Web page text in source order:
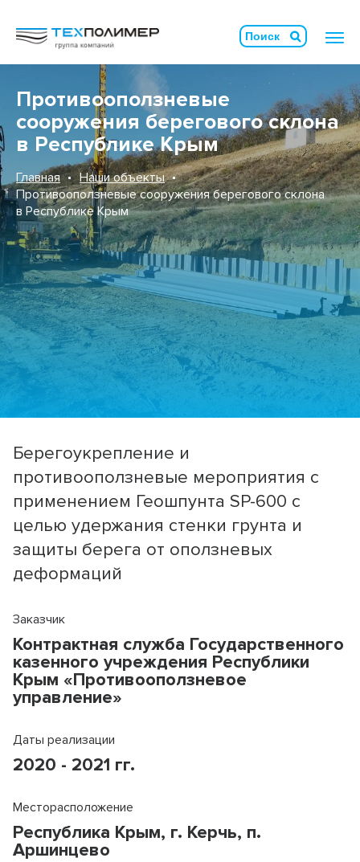
Противооползневые
сооружения берегового склона
в Республике Крым
Главная
Наши объекты
Противооползневые сооружения берегового склона
в Республике Крым
Берегоукрепление и
противооползневые мероприятия с
применением Геошпунта SP-600 с
целью удержания стенки грунта и
защиты берега от оползневых
деформаций
Заказчик
Контрактная служба Государственного
казенного учреждения Республики
Крым «Противооползневое
управление»
Даты реализации
2020 - 2021 гг.
Месторасположение
Республика Крым, г. Керчь, п.
Аршинцево